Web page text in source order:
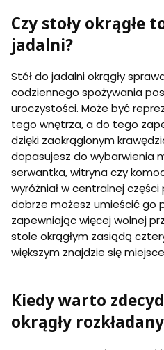
Czy stoły okrągłe
jadalni?
Stół do jadalni okrągły
codziennego spożywania
uroczystości. Może być
tego wnętrza, a do tego
dzięki zaokrąglonym
dopasujesz do wybarwienia
serwantka, witryna czy
wyróżniał w centralnej
dobrze możesz umieścić go
zapewniając więcej wolnej
stole okrągłym zasiądą
większym znajdzie się
Kiedy warto
okrągły